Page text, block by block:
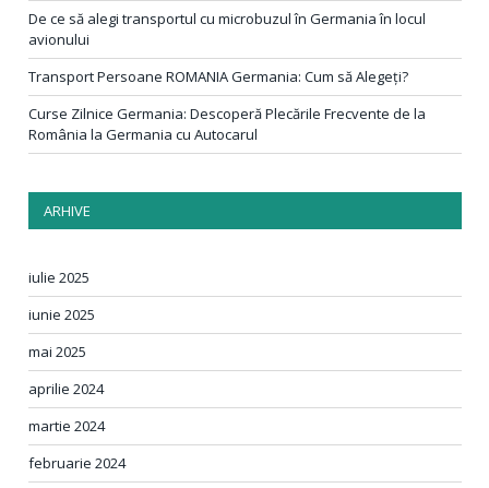
De ce să alegi transportul cu microbuzul în Germania în locul
avionului
Transport Persoane ROMANIA Germania: Cum să Alegeți?
Curse Zilnice Germania: Descoperă Plecările Frecvente de la
România la Germania cu Autocarul
ARHIVE
iulie 2025
iunie 2025
mai 2025
aprilie 2024
martie 2024
februarie 2024